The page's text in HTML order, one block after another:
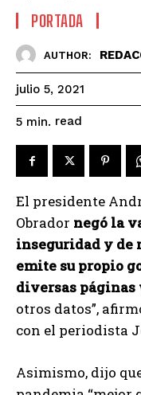
PORTADA
AUTHOR:
julio 5, 2021
5 min. read
El presidente
Obrador negó la
inseguridad y de
emite su propio
diversas páginas
otros datos”,
con el periodista
Asimismo, dijo